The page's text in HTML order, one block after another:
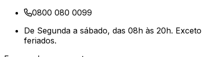
0800 080 0099
De Segunda a sábado, das 08h às 20h. Exceto
feriados.